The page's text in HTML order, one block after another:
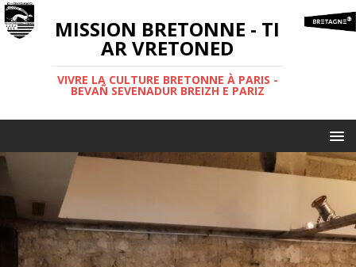
MISSION BRETONNE - TI
AR VRETONED
VIVRE LA CULTURE BRETONNE À PARIS -
BEVAÑ SEVENADUR BREIZH E PARIZ